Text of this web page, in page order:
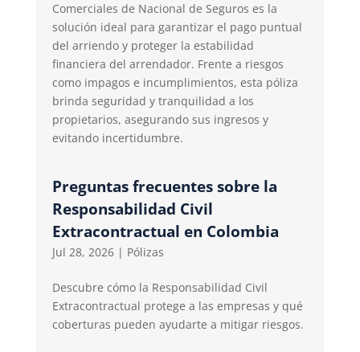
Comerciales de Nacional de Seguros es la
solución ideal para garantizar el pago puntual
del arriendo y proteger la estabilidad
financiera del arrendador. Frente a riesgos
como impagos e incumplimientos, esta póliza
brinda seguridad y tranquilidad a los
propietarios, asegurando sus ingresos y
evitando incertidumbre.
Preguntas frecuentes sobre la
Responsabilidad Civil
Extracontractual en Colombia
Jul 28, 2026| Pólizas
Descubre cómo la Responsabilidad Civil
Extracontractual protege a las empresas y qué
coberturas pueden ayudarte a mitigar riesgos.